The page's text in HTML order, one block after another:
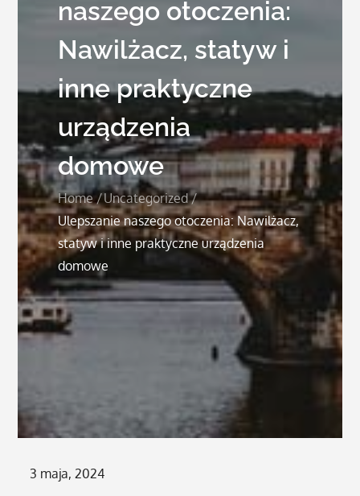
naszego otoczenia:
Nawilżacz, statyw i
inne praktyczne
urządzenia
domowe
Home
Uncategorized
Ulepszanie naszego otoczenia: Nawilżacz,
statyw i inne praktyczne urządzenia
domowe
Posted
3 maja, 2024